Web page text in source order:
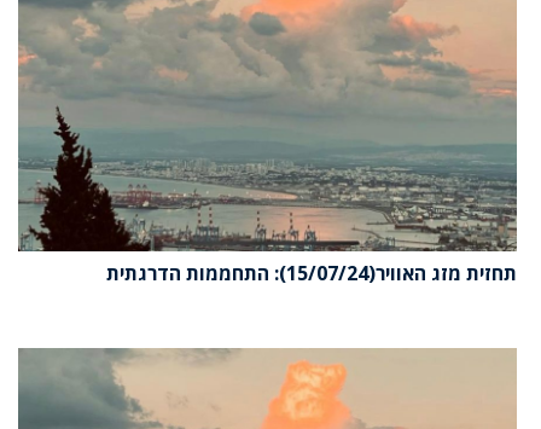
מזג האוויר(15/07/24): התחממות הדרגתית